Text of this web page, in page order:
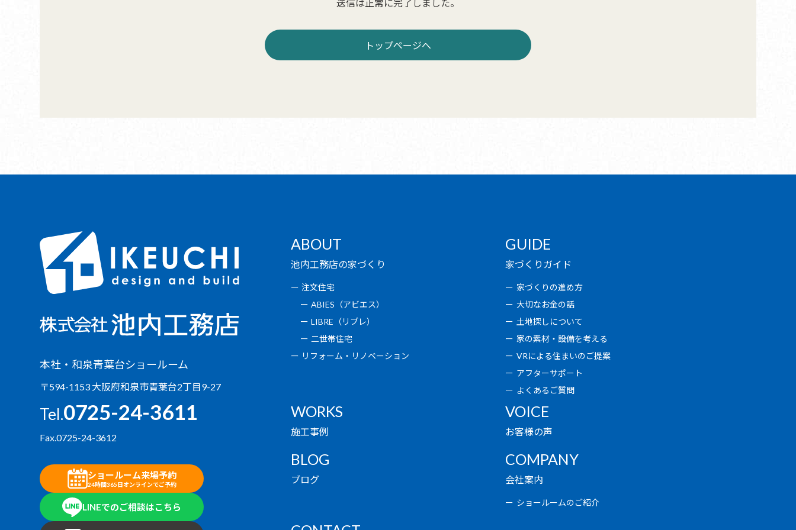
送信は正常に完了しました。
トップページへ
本社・和泉青葉台ショールーム
〒594-1153 大阪府和泉市青葉台2丁目9-27
Tel.0725-24-3611
Fax.0725-24-3612
ショールーム来場予約
24時間365日オンラインでご予約
LINEでのご相談はこちら
ABOUT
池内工務店の家づくり
注文住宅
ABIES（アビエス）
LIBRE（リブレ）
二世帯住宅
リフォーム・リノベーション
WORKS
施工事例
BLOG
ブログ
GUIDE
家づくりガイド
家づくりの進め方
大切なお金の話
土地探しについて
家の素材・設備を考える
VRによる住まいのご提案
アフターサポート
よくあるご質問
VOICE
お客様の声
COMPANY
会社案内
ショールームのご紹介